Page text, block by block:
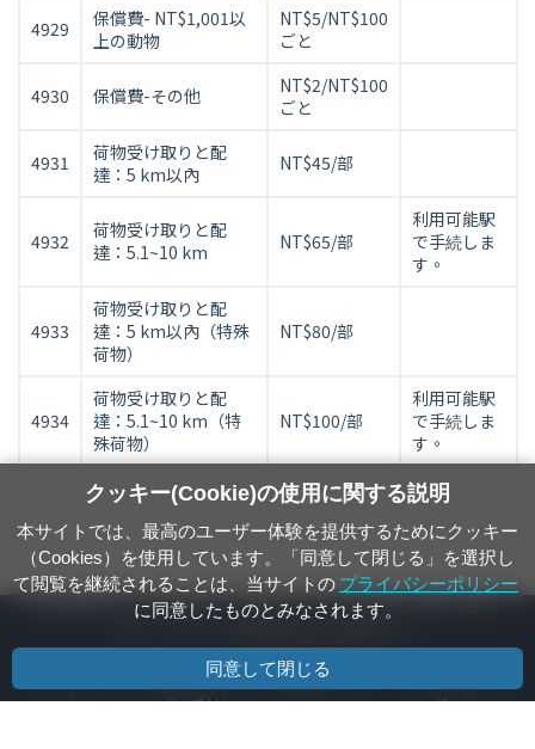
4929
保償費- NT$1,001以
上の動物
NT$5/NT$100
ごと
4930 保償費-その他
NT$2/NT$100
ごと
4931
荷物受け取りと配
達：5 km以內
NT$45/部
4932
荷物受け取りと配
達：5.1~10 km
NT$65/部
利用可能駅
で手続しま
す。
4933
荷物受け取りと配
達：5 km以內（特殊
荷物）
NT$80/部
4934
荷物受け取りと配
達：5.1~10 km（特
殊荷物）
NT$100/部
利用可能駅
で手続しま
す。
緊急連絡番号:1933(固定電話、携帯電話どちらも利用可能。線路、踏切、
シー
情報通信セキュリ
ティポリシー
著作権ポリシー
ページ
クッキー(Cookie)の使用に関する説明
本サイトでは、最高のユーザー体験を提供するためにクッキー
（Cookies）を使用しています。「同意して閉じる」を選択し
て閲覧を継続されることは、当サイトの プライバシーポリシー
に同意したものとみなされます。
同意して閉じる